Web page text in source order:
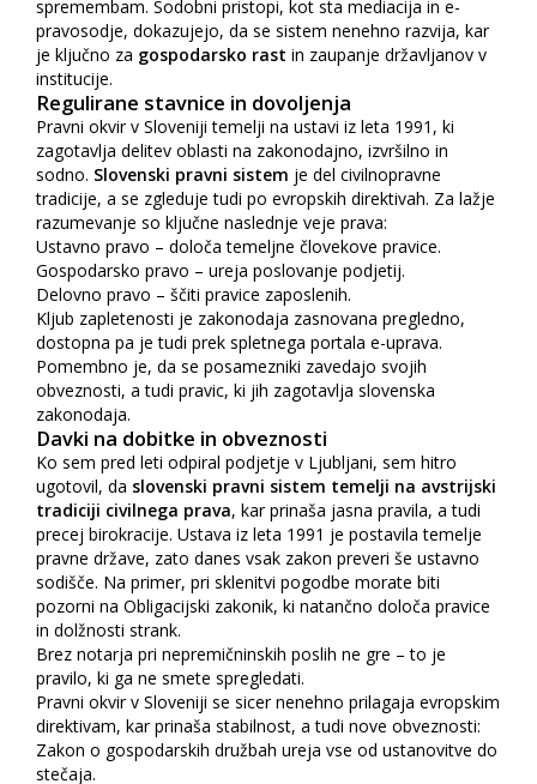
spremembam. Sodobni pristopi, kot sta mediacija in e-
pravosodje, dokazujejo, da se sistem nenehno razvija, kar
je ključno za gospodarsko rast in zaupanje državljanov v
institucije.
Regulirane stavnice in dovoljenja
Pravni okvir v Sloveniji temelji na ustavi iz leta 1991, ki
zagotavlja delitev oblasti na zakonodajno, izvršilno in
sodno. Slovenski pravni sistem je del civilnopravne
tradicije, a se zgleduje tudi po evropskih direktivah. Za lažje
razumevanje so ključne naslednje veje prava:
Ustavno pravo – določa temeljne človekove pravice.
Gospodarsko pravo – ureja poslovanje podjetij.
Delovno pravo – ščiti pravice zaposlenih.
Kljub zapletenosti je zakonodaja zasnovana pregledno,
dostopna pa je tudi prek spletnega portala e-uprava.
Pomembno je, da se posamezniki zavedajo svojih
obveznosti, a tudi pravic, ki jih zagotavlja slovenska
zakonodaja.
Davki na dobitke in obveznosti
Ko sem pred leti odpiral podjetje v Ljubljani, sem hitro
ugotovil, da slovenski pravni sistem temelji na avstrijski
tradiciji civilnega prava, kar prinaša jasna pravila, a tudi
precej birokracije. Ustava iz leta 1991 je postavila temelje
pravne države, zato danes vsak zakon preveri še ustavno
sodišče. Na primer, pri sklenitvi pogodbe morate biti
pozorni na Obligacijski zakonik, ki natančno določa pravice
in dolžnosti strank.
Brez notarja pri nepremičninskih poslih ne gre – to je
pravilo, ki ga ne smete spregledati.
Pravni okvir v Sloveniji se sicer nenehno prilagaja evropskim
direktivam, kar prinaša stabilnost, a tudi nove obveznosti:
Zakon o gospodarskih družbah ureja vse od ustanovitve do
stečaja.